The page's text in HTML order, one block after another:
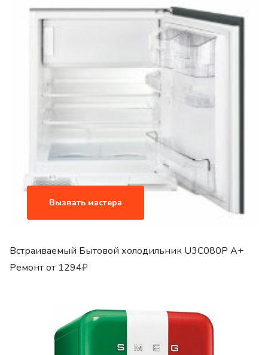
Вызвать мастера
Встраиваемый Бытовой холодильник U3C080P A+
Ремонт от 1294₽